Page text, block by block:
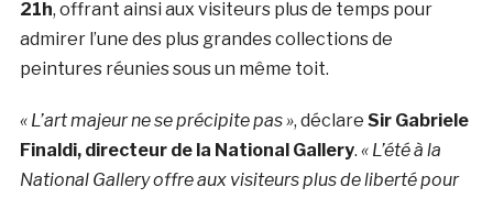
21h, offrant ainsi aux visiteurs plus de temps pour
admirer l’une des plus grandes collections de
peintures réunies sous un même toit.
« L’art majeur ne se précipite pas », déclare Sir Gabriele
Finaldi, directeur de la National Gallery. « L’été à la
National Gallery offre aux visiteurs plus de liberté pour